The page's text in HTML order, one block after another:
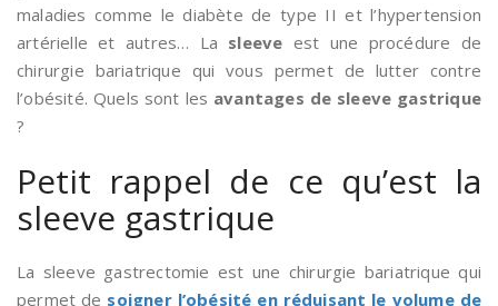
maladies comme le diabète de type II et l’hypertension
artérielle et autres… La sleeve est une procédure de
chirurgie bariatrique qui vous permet de lutter contre
l’obésité. Quels sont les avantages de sleeve gastrique
?
Petit rappel de ce qu’est la
sleeve gastrique
La sleeve gastrectomie est une chirurgie bariatrique qui
permet de soigner l’obésité en réduisant le volume de